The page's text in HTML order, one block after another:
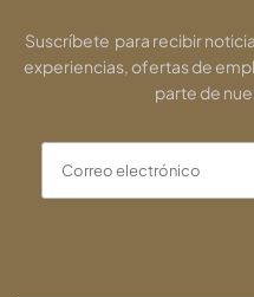
Suscríbete para recibir
experiencias, ofertas de
parte de